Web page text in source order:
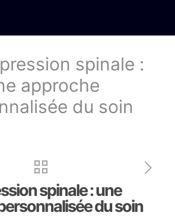
spinale :
approche
du soin
spinale : une
du soin